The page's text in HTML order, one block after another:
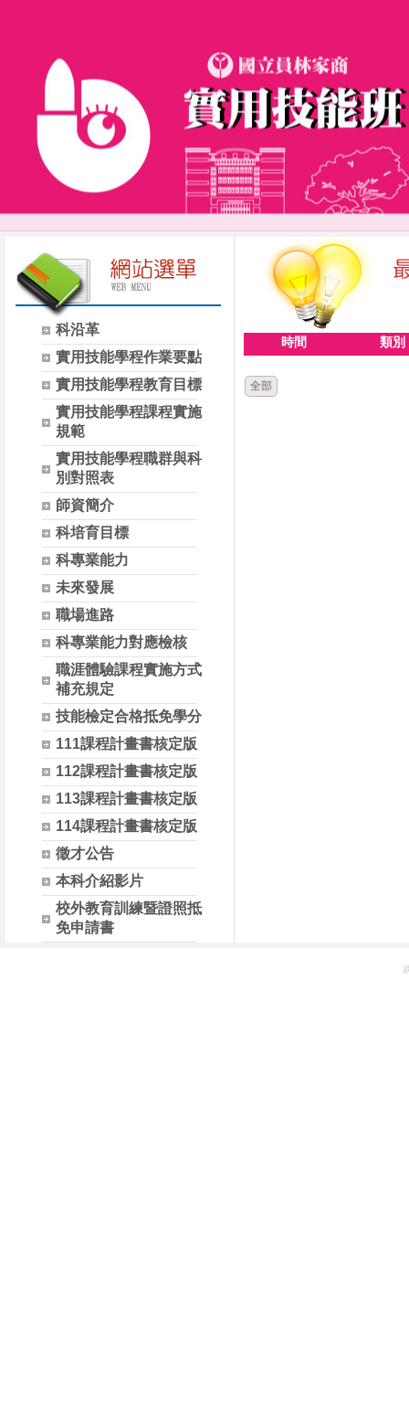
科沿革
實用技能學程作業要點
實用技能學程教育目標
實用技能學程課程實施
規範
實用技能學程職群與科
別對照表
師資簡介
科培育目標
科專業能力
未來發展
職場進路
科專業能力對應檢核
職涯體驗課程實施方式
補充規定
技能檢定合格抵免學分
111課程計畫書核定版
112課程計畫書核定版
113課程計畫書核定版
114課程計畫書核定版
徵才公告
本科介紹影片
校外教育訓練暨證照抵
免申請書
時間 類別
全部